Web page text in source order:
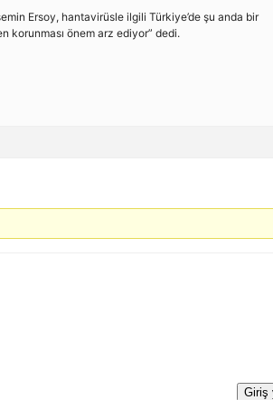
Ersoy, hantavirüsle ilgili Türkiye’de şu anda bir
korunması önem arz ediyor” dedi.
Giriş